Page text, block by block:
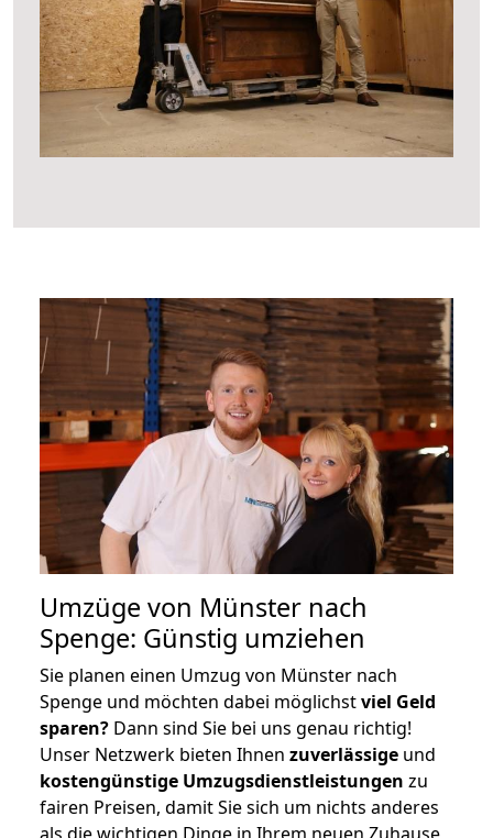
Umzüge von Münster nach
Spenge: Günstig umziehen
Sie planen einen Umzug von Münster nach
Spenge und möchten dabei möglichstviel Geld
sparen? Dann sind Sie bei uns genau richtig!
Unser Netzwerk bieten Ihnen zuverlässige und
kostengünstige Umzugsdienstleistungen zu
fairen Preisen, damit Sie sich um nichts anderes